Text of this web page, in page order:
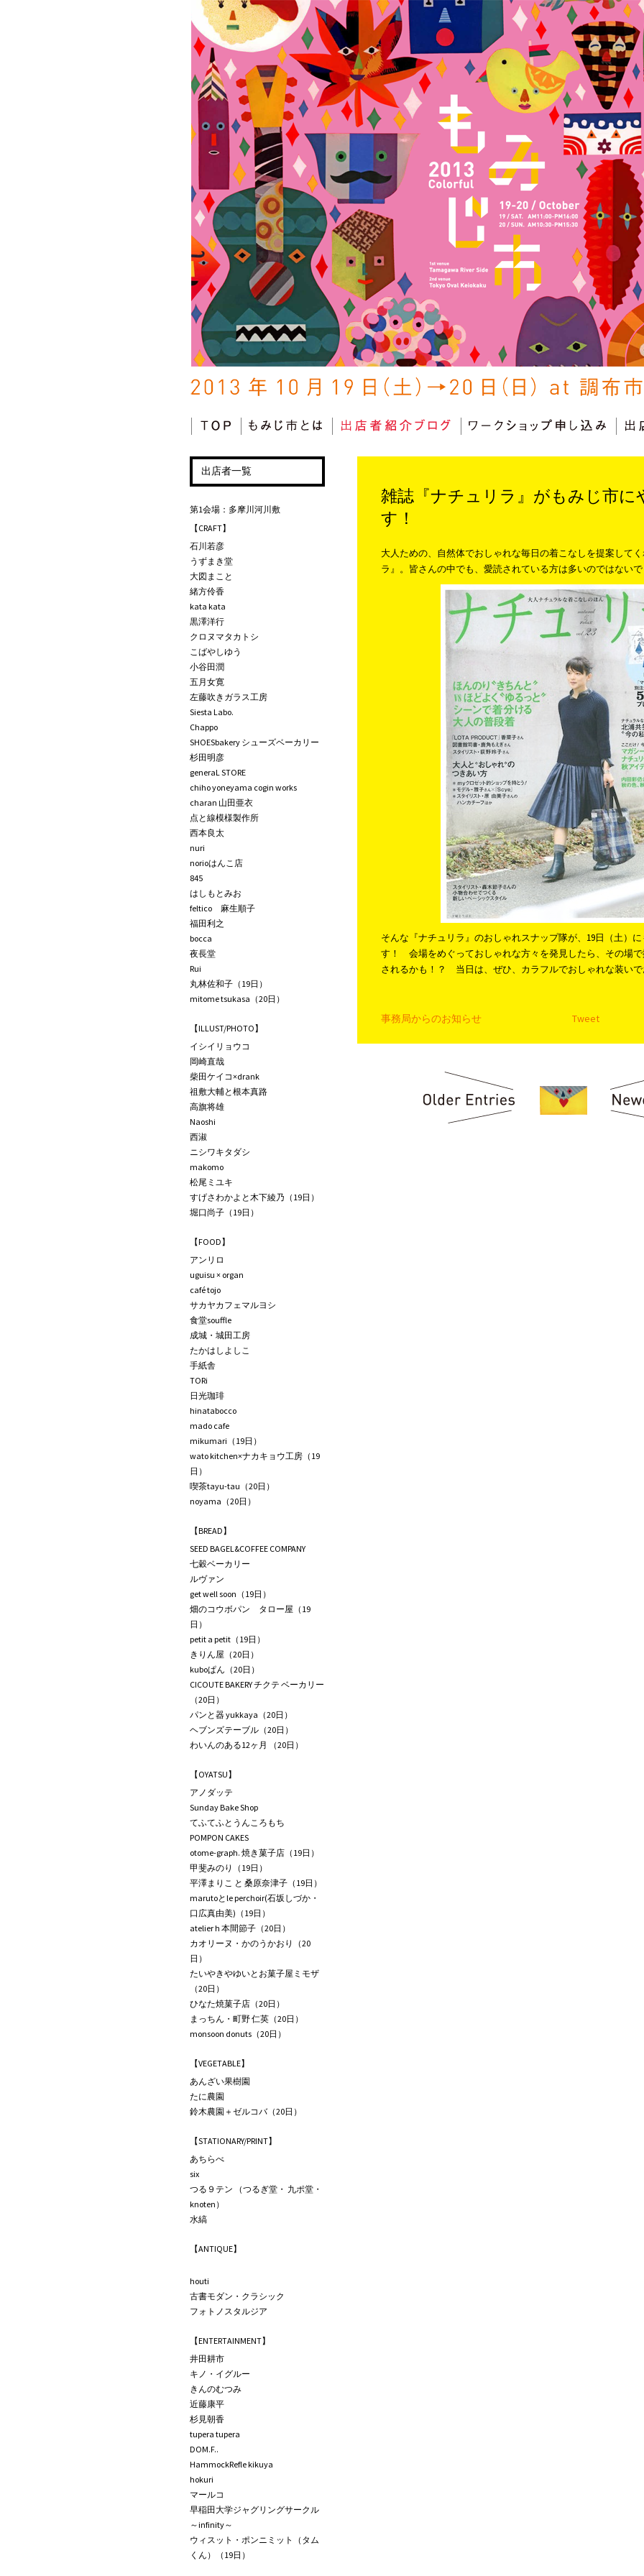
コンテンツへ移動
雑誌『ナチュリラ』がもみじ市に
す！
大人ための、自然体でおしゃれな毎日の着こなしを提案して
ラ』。皆さんの中でも、愛読されている方は多いのではないで
そんな『ナチュリラ』のおしゃれスナップ隊が、19日（土）
す！ 会場をめぐっておしゃれな方々を発見したら、その場
されるかも！？ 当日は、ぜひ、カラフルでおしゃれな装い
事務局からのお知らせ Tweet
投稿ナビゲーション
出店者一覧
第1会場：多摩川河川敷
【CRAFT】
石川若彦
うずまき堂
大図まこと
緒方伶香
kata kata
黒澤洋行
クロヌマタカトシ
こばやしゆう
小谷田潤
五月女寛
左藤吹きガラス工房
Siesta Labo.
Chappo
SHOESbakery シューズベーカリー
杉田明彦
generaL STORE
chiho yoneyama cogin works
charan 山田亜衣
点と線模様製作所
西本良太
nuri
norioはんこ店
845
はしもとみお
feltico 麻生順子
福田利之
bocca
夜長堂
Rui
丸林佐和子（19日）
mitome tsukasa（20日）
【ILLUST/PHOTO】
イシイリョウコ
岡崎直哉
柴田ケイコ×drank
祖敷大輔と根本真路
高旗将雄
Naoshi
西淑
ニシワキタダシ
makomo
松尾ミユキ
すげさわかよと木下綾乃（19日）
堀口尚子（19日）
【FOOD】
アンリロ
uguisu × organ
café tojo
サカヤカフェマルヨシ
食堂souffle
成城・城田工房
たかはしよしこ
手紙舎
TORi
日光珈琲
hinatabocco
mado cafe
mikumari（19日）
wato kitchen×ナカキョウ工房（19
日）
喫茶tayu-tau（20日）
noyama（20日）
【BREAD】
SEED BAGEL&COFFEE COMPANY
七穀ベーカリー
ルヴァン
get well soon（19日）
畑のコウボパン タロー屋（19
日）
petit a petit（19日）
きりん屋（20日）
kuboぱん（20日）
CICOUTE BAKERY チクテ ベーカリー
（20日）
パンと器 yukkaya（20日）
ヘブンズテーブル（20日）
わいんのある12ヶ月 （20日）
【OYATSU】
アノダッテ
Sunday Bake Shop
てふてふとうんころもち
POMPON CAKES
otome-graph. 焼き菓子店（19日）
甲斐みのり（19日）
平澤まりこ と 桑原奈津子（19日）
marutoとle perchoir(石坂しづか・
口広真由美)（19日）
atelier h 本間節子（20日）
カオリーヌ・かのうかおり（20
日）
たいやきやゆいとお菓子屋ミモザ
（20日）
ひなた焼菓子店（20日）
まっちん・町野 仁英（20日）
monsoon donuts（20日）
【VEGETABLE】
あんざい果樹園
たに農園
鈴木農園＋ゼルコバ（20日）
【STATIONARY/PRINT】
あちらべ
six
つる９テン （つるぎ堂・ 九ポ堂・
knoten）
水縞
【ANTIQUE】
houti
古書モダン・クラシック
フォトノスタルジア
【ENTERTAINMENT】
井田耕市
キノ・イグルー
きんのむつみ
近藤康平
杉見朝香
tupera tupera
DOM.F..
HammockRefle kikuya
hokuri
マールコ
早稲田大学ジャグリングサークル
～infinity～
ウィスット・ポンニミット（タム
くん）（19日）